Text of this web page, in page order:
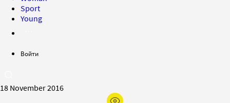
Sport
Young
Войти
18 November 2016